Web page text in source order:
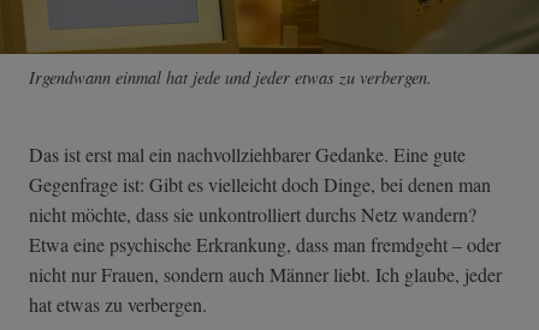
Irgendwann einmal hat jede und jeder etwas zu verbergen.
Das ist erst mal ein nachvollziehbarer Gedanke. Eine gute
Gegenfrage ist: Gibt es vielleicht doch Dinge, bei denen man
nicht möchte, dass sie unkontrolliert durchs Netz wandern?
Etwa eine psychische Erkrankung, dass man fremdgeht – oder
nicht nur Frauen, sondern auch Männer liebt. Ich glaube, jeder
hat etwas zu verbergen.